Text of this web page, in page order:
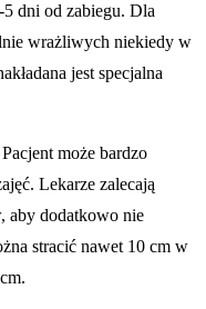
dni od zabiegu. Dla
wrażliwych niekiedy w
jest specjalna
może bardzo
Lekarze zalecają
aby dodatkowo nie
stracić nawet 10 cm w